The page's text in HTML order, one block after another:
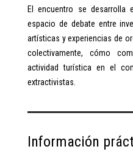
El encuentro se desarrolla
espacio de debate entre
artísticas y experiencias de
colectivamente, cómo
actividad turística en el
extractivistas.
Información